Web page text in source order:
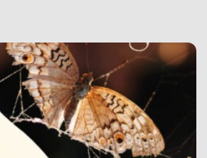
ÉLEVÉ
DE LA POLICE